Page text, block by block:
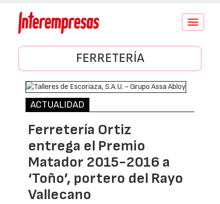
Conmutar
FERRETERÍA
ACTUALIDAD
Ferretería Ortiz
entrega el Premio
Matador 2015-2016 a
‘Toño’, portero del Rayo
Vallecano